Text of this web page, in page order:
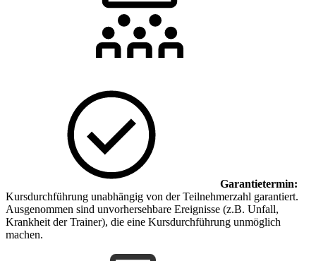
Garantietermin:
Kursdurchführung unabhängig von der Teilnehmerzahl garantiert.
Ausgenommen sind unvorhersehbare Ereignisse (z.B. Unfall,
Krankheit der Trainer), die eine Kursdurchführung unmöglich
machen.